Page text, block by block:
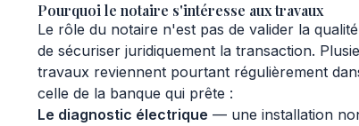
Pourquoi le notaire s'intéresse aux travaux
Le rôle du notaire n'est pas de valider la
de sécuriser juridiquement la transaction.
travaux reviennent pourtant régulièrement
celle de la banque qui prête :
Le diagnostic électrique — une installation